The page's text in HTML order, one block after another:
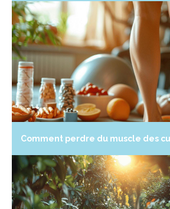
Comment perdre du muscle des